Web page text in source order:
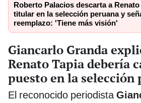
Roberto Palacios descarta a
titular en la selección peruana y
reemplazo: 'Tiene más visión'
Giancarlo Granda
Renato Tapia debería
puesto en la selección
El reconocido periodista